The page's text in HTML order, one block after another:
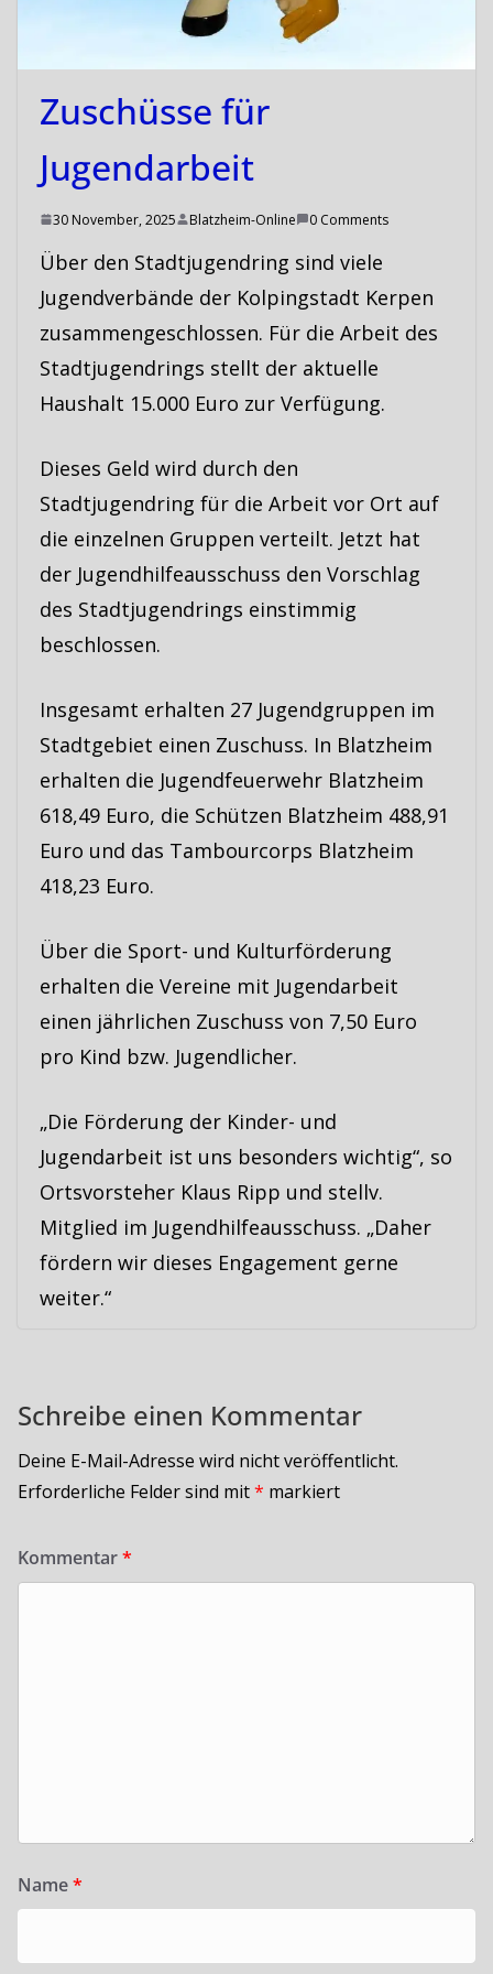
Zuschüsse für
Jugendarbeit
30 November, 2025 Blatzheim-Online 0 Comments
Über den Stadtjugendring sind viele
Jugendverbände der Kolpingstadt Kerpen
zusammengeschlossen. Für die Arbeit des
Stadtjugendrings stellt der aktuelle
Haushalt 15.000 Euro zur Verfügung.
Dieses Geld wird durch den
Stadtjugendring für die Arbeit vor Ort auf
die einzelnen Gruppen verteilt. Jetzt hat
der Jugendhilfeausschuss den Vorschlag
des Stadtjugendrings einstimmig
beschlossen.
Insgesamt erhalten 27 Jugendgruppen im
Stadtgebiet einen Zuschuss. In Blatzheim
erhalten die Jugendfeuerwehr Blatzheim
618,49 Euro, die Schützen Blatzheim 488,91
Euro und das Tambourcorps Blatzheim
418,23 Euro.
Über die Sport- und Kulturförderung
erhalten die Vereine mit Jugendarbeit
einen jährlichen Zuschuss von 7,50 Euro
pro Kind bzw. Jugendlicher.
„Die Förderung der Kinder- und
Jugendarbeit ist uns besonders wichtig“, so
Ortsvorsteher Klaus Ripp und stellv.
Mitglied im Jugendhilfeausschuss. „Daher
fördern wir dieses Engagement gerne
weiter.“
Schreibe einen Kommentar
Deine E-Mail-Adresse wird nicht veröffentlicht.
Erforderliche Felder sind mit* markiert
Kommentar*
Name*